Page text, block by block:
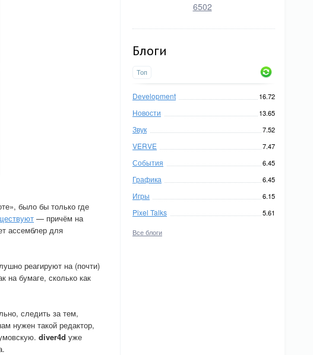
6502
Блоги
Топ
Development 16.72
Новости 13.65
Звук 7.52
VERVE 7.47
События 6.45
Графика 6.45
Игры 6.15
Pixel Talks 5.61
Все блоги
было бы только где
— причём на
ассемблер для
реагируют на (почти)
на бумаге, сколько как
следить за тем,
нужен такой редактор,
diver4d уже